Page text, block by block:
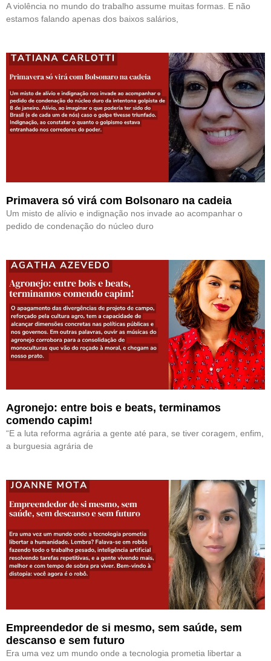
A violência no mundo do trabalho assume muitas formas. E não
estamos falando apenas dos baixos salários,
Primavera só virá com Bolsonaro na cadeia
Um misto de alívio e indignação nos invade ao acompanhar o
pedido de condenação do núcleo duro
Agronejo: entre bois e beats, terminamos
comendo capim!
“E a luta reforma agrária a gente até para, se tiver coragem, enfim,
a burguesia agrária de
Empreendedor de si mesmo, sem saúde, sem
descanso e sem futuro
Era uma vez um mundo onde a tecnologia prometia libertar a